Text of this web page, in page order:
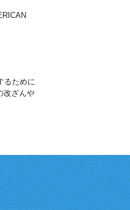
るために
改ざんや